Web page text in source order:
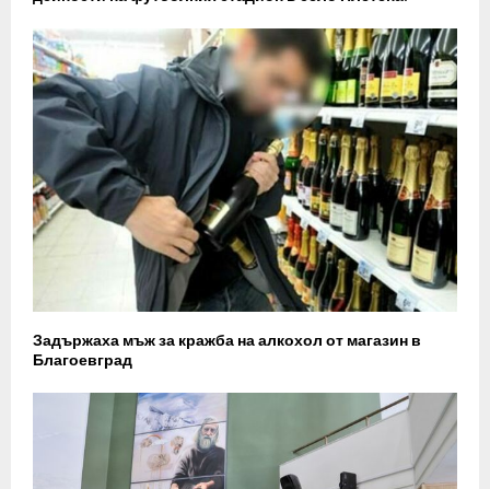
Задържаха мъж за кражба на алкохол от магазин в
Благоевград